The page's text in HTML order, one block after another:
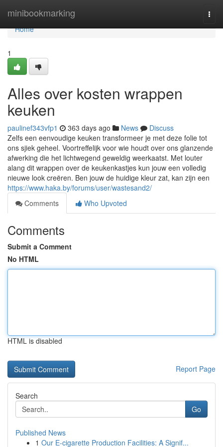
minibookmarking
Home
Home
1
Alles over kosten wrappen
keuken
paulinef343vfp1 363 days ago News
Discuss
Zelfs een eenvoudige keuken transformeer je met deze folie tot
ons sjiek geheel. Voortreffelijk voor wie houdt over ons glanzende
afwerking die het lichtwegend geweldig weerkaatst. Met louter
alang dit wrappen over de keukenkastjes kun jouw een volledig
nieuwe look creëren. Ben jouw de huidige kleur zat, kan zijn een
https://www.haka.by/forums/user/wastesand2/
Comments
Who Upvoted
Comments
Submit a Comment
No HTML
HTML is disabled
Report Page
Search
Go
Published News
1 Our E-cigarette Production Facilities: A Signif...